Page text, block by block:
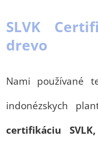
SLVK
drevo
Nami používané
indonézskych
certifikáciu SVLK,